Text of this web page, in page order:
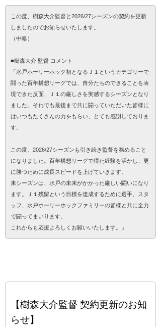
この度、樹森大介監督と2026/27シーズンの契約を更新
しましたのでお知らせいたします。
（中略）
■樹森大介 監督 コメント
「水戸ホーリーホック初となるＪ１というカテゴリーで
闘った百年構想リーグでは、自分たちのできることを表
現できた反面、Ｊ１の厳しさを実感するシーズンとなり
ました。それでも最後まで共に闘っていただいた皆様に
はいつもたくさんの力をもらい、とても感謝しておりま
す。
この度、2026/27シーズンも引き続き監督を務めること
になりました。百年構想リーグで得た経験を活かし、更
に勝つために成長スピードを上げていきます。
来シーズンは、水戸の未来がかかった厳しい闘いになり
ます。Ｊ１残留という目標を達成するために選手、スタ
ッフ、水戸ホーリーホックファミリーの皆様と共に全力
で闘ってまいります。
これからも応援よろしくお願いいたします。」
【樹森大介監督 契約更新のお知
らせ】